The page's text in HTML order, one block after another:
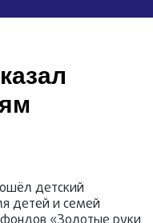
детский
детей и семей